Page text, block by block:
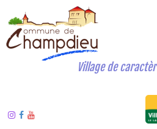
Village de